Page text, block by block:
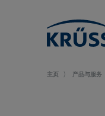
主页 产品与服务